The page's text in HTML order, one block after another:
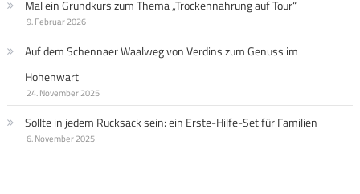
Mal ein Grundkurs zum Thema „Trockennahrung auf Tour“
9. Februar 2026
Auf dem Schennaer Waalweg von Verdins zum Genuss im
Hohenwart
24. November 2025
Sollte in jedem Rucksack sein: ein Erste-Hilfe-Set für Familien
6. November 2025